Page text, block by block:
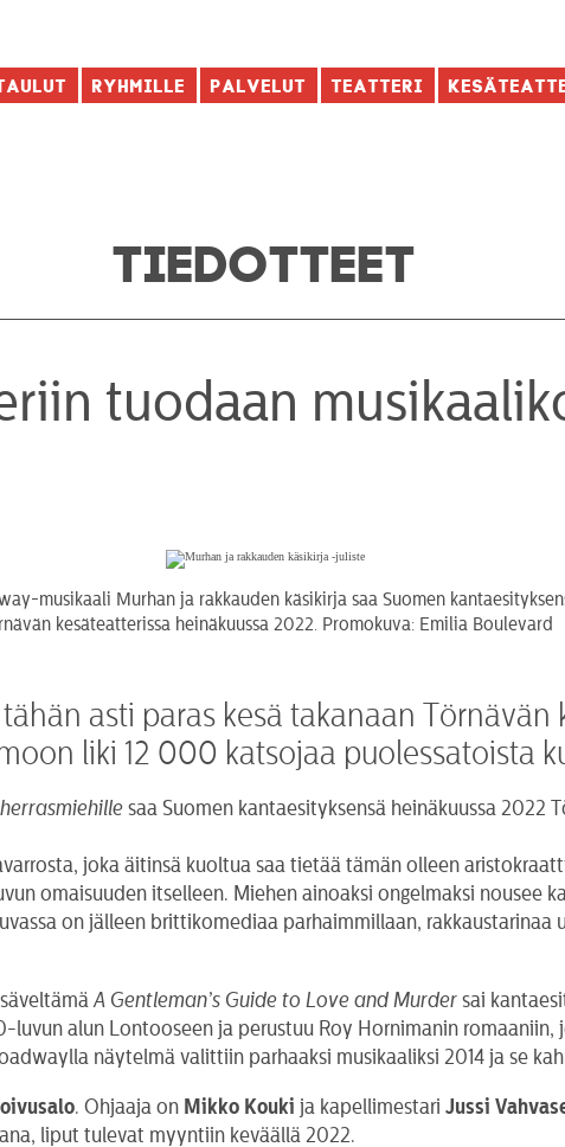
Ryhmille Palvelut Teatteri
TIEDOTTEET
tuodaan
musikaali Murhan ja rakkauden käsikirja saa Suomen
kesäteatterissa heinäkuussa 2022. Promokuva: Emilia Boulevard
asti paras kesä takanaan Törnävän
liki 12 000 katsojaa puolessatoista
saa Suomen kantaesityksensä heinäkuussa 2022
joka äitinsä kuoltua saa tietää tämän olleen
omaisuuden itselleen. Miehen ainoaksi ongelmaksi nousee
on jälleen brittikomediaa parhaimmillaan,
A Gentleman’s Guide to Love and Murder sai
alun Lontooseen ja perustuu Roy Hornimanin
näytelmä valittiin parhaaksi musikaaliksi 2014 ja se
. Ohjaaja on Mikko Kouki ja kapellimestariJussi
liput tulevat myyntiin keväällä 2022.